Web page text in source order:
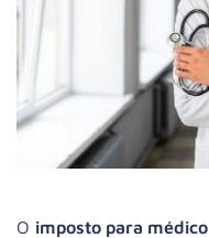
O imposto para médico